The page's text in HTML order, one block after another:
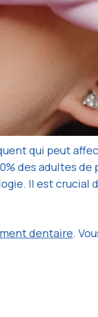
qui peut
des adultes de
Il est crucial
dentaire.